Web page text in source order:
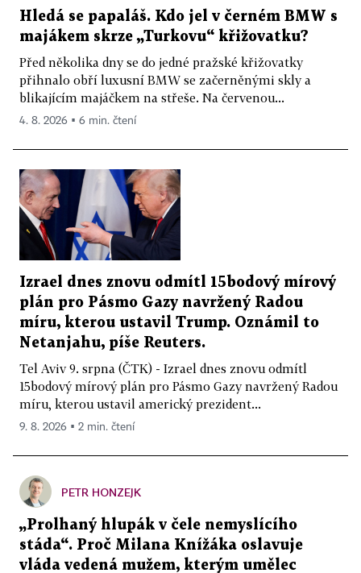
Hledá se papaláš. Kdo jel v černém BMW s
majákem skrze „Turkovu“ křižovatku?
Před několika dny se do jedné pražské křižovatky
přihnalo obří luxusní BMW se začerněnými skly a
blikajícím majáčkem na střeše. Na červenou...
4. 8. 2026 ▪ 6 min. čtení
Izrael dnes znovu odmítl 15bodový mírový
plán pro Pásmo Gazy navržený Radou
míru, kterou ustavil Trump. Oznámil to
Netanjahu, píše Reuters.
Tel Aviv 9. srpna (ČTK) - Izrael dnes znovu odmítl
15bodový mírový plán pro Pásmo Gazy navržený Radou
míru, kterou ustavil americký prezident...
9. 8. 2026 ▪ 2 min. čtení
PETR HONZEJK
„Prolhaný hlupák v čele nemyslícího
stáda“. Proč Milana Knížáka oslavuje
vláda vedená mužem, kterým umělec